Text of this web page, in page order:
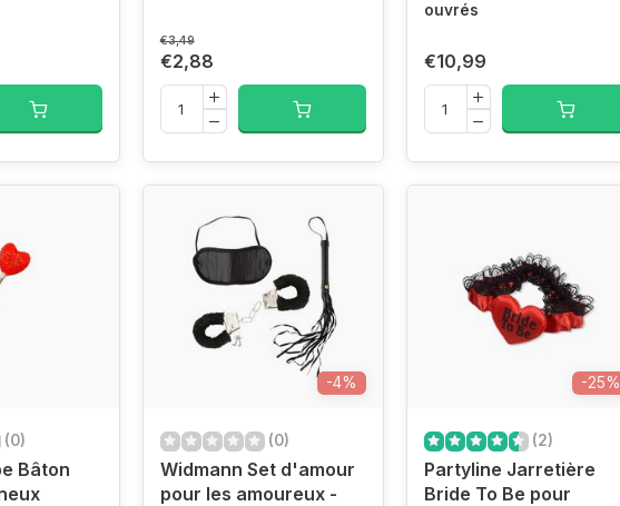
€3,49
€2,88
ouvrés
€10,99
(0)
Bâton
-4%
(0)
Widmann Set d'amour
pour les amoureux -
-25%
(2)
Partyline Jarretière
Bride To Be pour